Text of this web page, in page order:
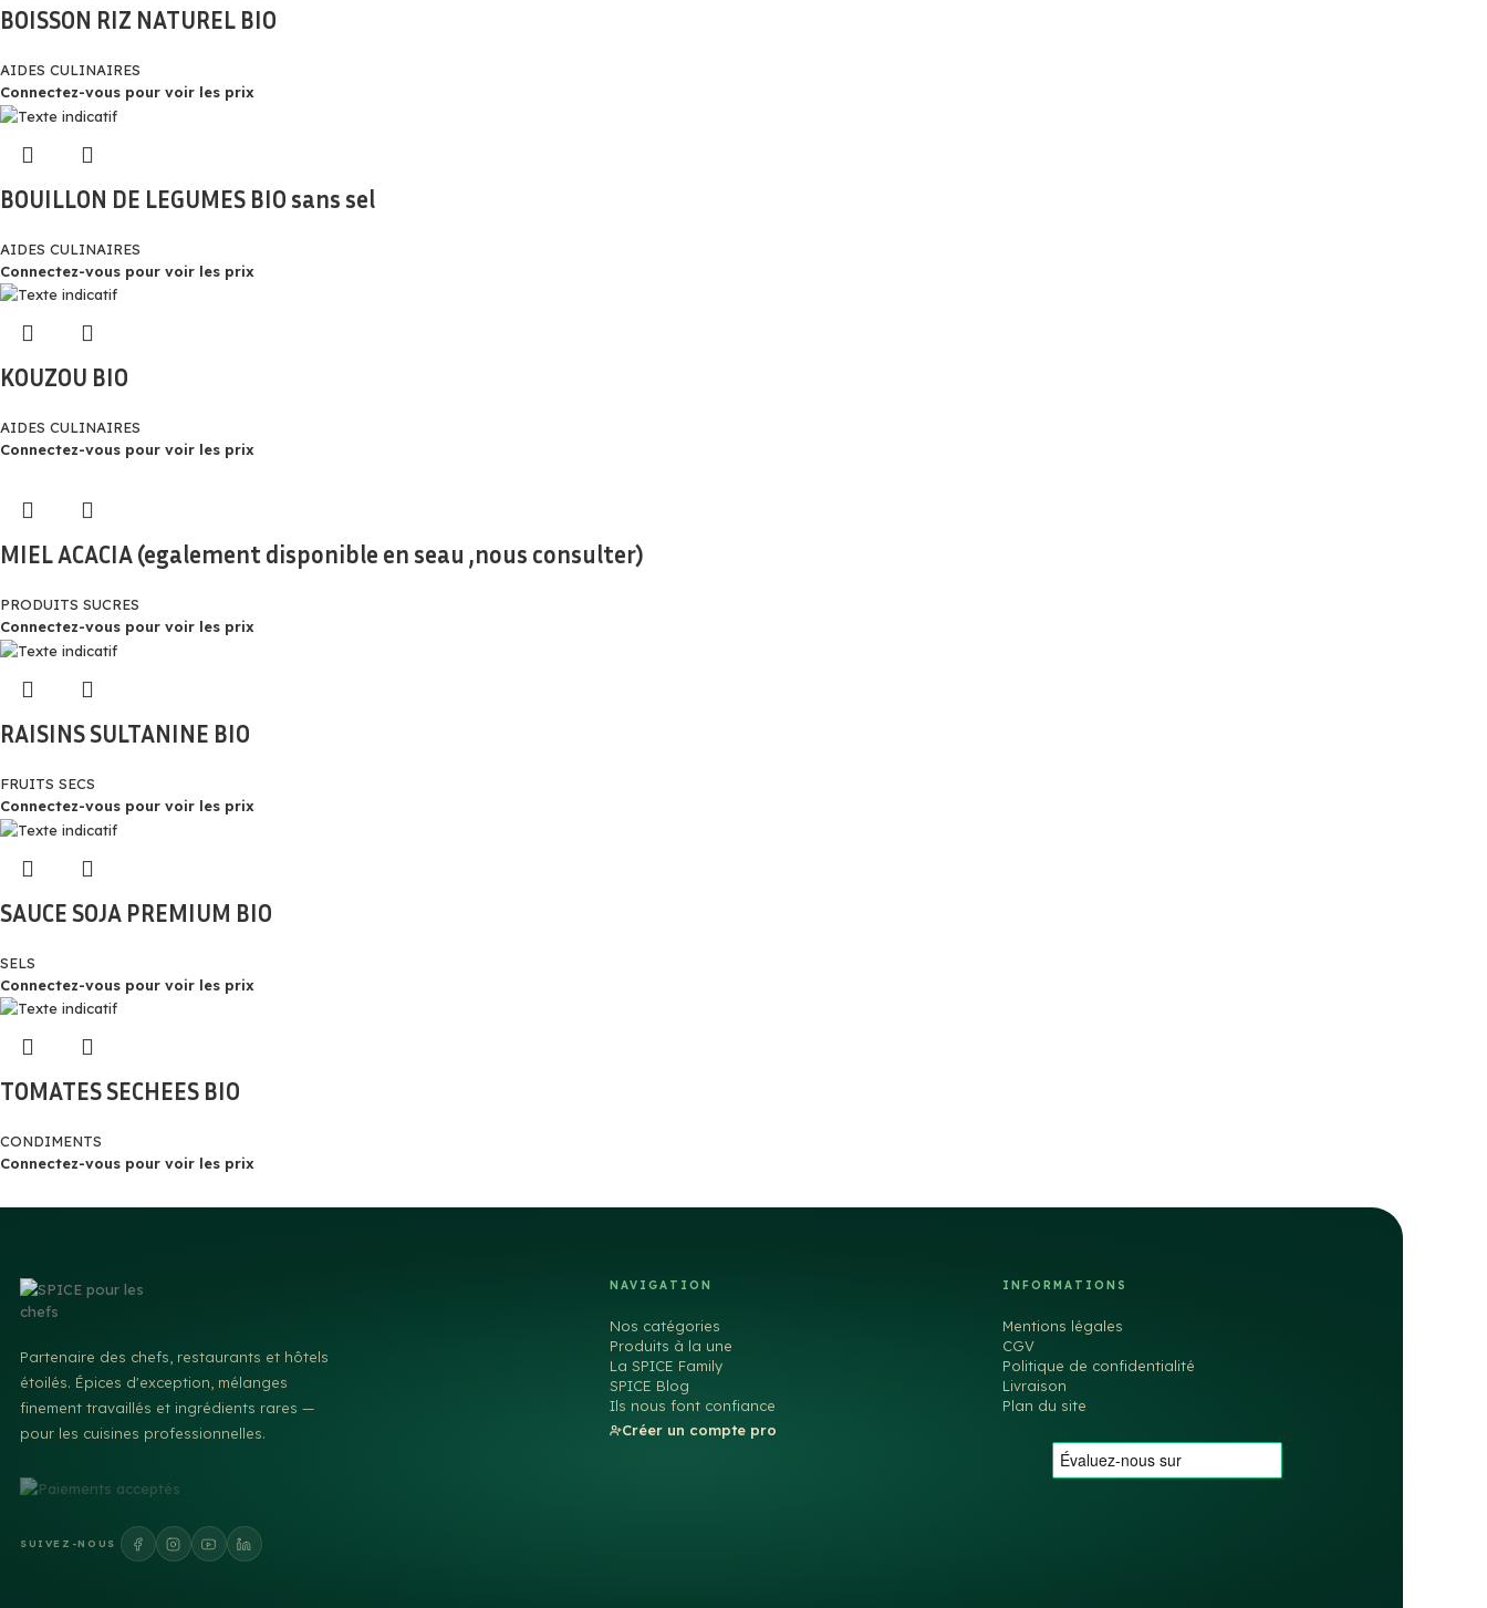
BOISSON RIZ NATUREL BIO
AIDES CULINAIRES
Connectez-vous pour voir les prix
BOUILLON DE LEGUMES BIO sans sel
AIDES CULINAIRES
Connectez-vous pour voir les prix
KOUZOU BIO
AIDES CULINAIRES
Connectez-vous pour voir les prix
MIEL ACACIA (egalement disponible en seau ,nous consulter)
PRODUITS SUCRES
Connectez-vous pour voir les prix
RAISINS SULTANINE BIO
FRUITS SECS
Connectez-vous pour voir les prix
SAUCE SOJA PREMIUM BIO
SELS
Connectez-vous pour voir les prix
TOMATES SECHEES BIO
CONDIMENTS
Connectez-vous pour voir les prix
Partenaire des chefs, restaurants et hôtels
étoilés. Épices d'exception, mélanges
finement travaillés et ingrédients rares —
pour les cuisines professionnelles.
SUIVEZ-NOUS
NAVIGATION
Nos catégories
Produits à la une
La SPICE Family
SPICE Blog
Ils nous font confiance
Créer un compte pro
INFORMATIONS
Mentions légales
CGV
Politique de confidentialité
Livraison
Plan du site